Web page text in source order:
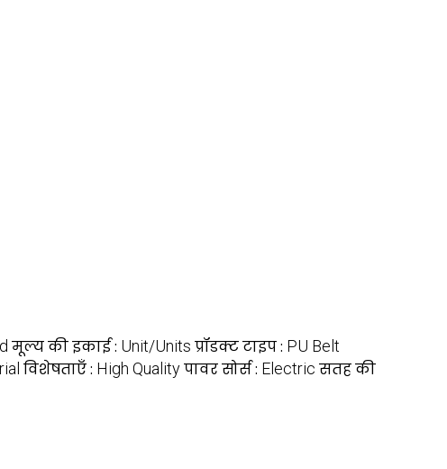
मूल्य की इकाई : Unit/Units प्रॉडक्ट टाइप : PU Belt
विशेषताएँ : High Qualityपावर सोर्स : Electric सतह की